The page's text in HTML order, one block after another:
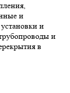
и
и
и
в